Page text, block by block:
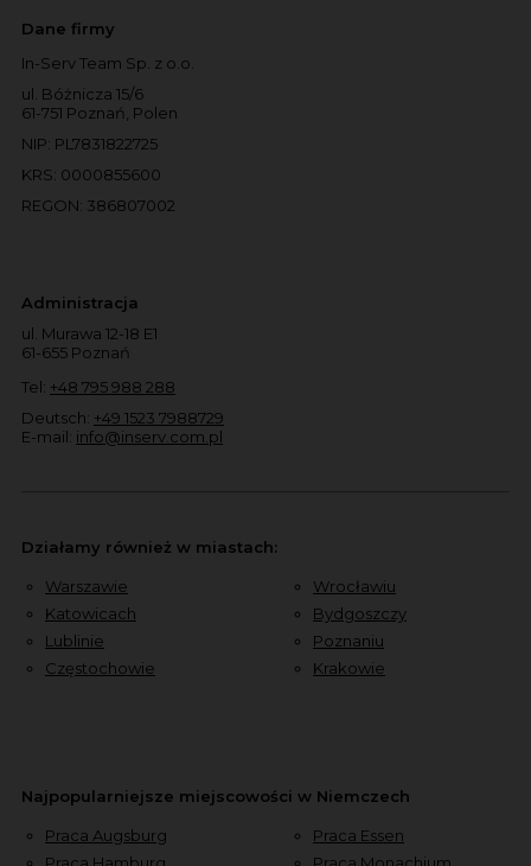
Dane firmy
In-Serv Team Sp. z o.o.
ul. Bóżnicza 15/6
61-751 Poznań, Polen
NIP: PL7831822725
KRS: 0000855600
REGON: 386807002
Administracja
ul. Murawa 12-18 E1
61-655 Poznań
Tel: +48 795 988 288
Deutsch: +49 1523 7988729
E-mail: info@inserv.com.pl
Działamy również w miastach:
Warszawie
Katowicach
Lublinie
Częstochowie
Wrocławiu
Bydgoszczy
Poznaniu
Krakowie
Najpopularniejsze miejscowości w Niemczech
Praca Augsburg
Praca Hamburg
Praca Essen
Praca Monachium